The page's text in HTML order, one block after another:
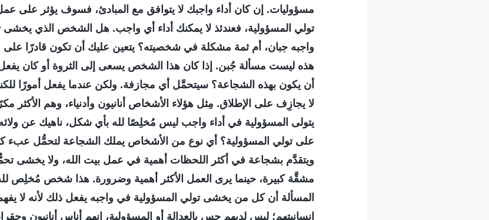
مسؤوليات. إن كان أداء واجبك لا يتوافق مع المبادئ، فسوف يؤثر على
تولي المسؤولية، فعندئذ لا يمكنك أداء أي واجب. هل الشخص الذي يخشى
واجبه جبان، أم ثمة مشكلة في شخصيته؟ يتعين عليك أن تكون قادرًا
هذه ليست مسألة جُبن. إذا كان هذا الشخص يسعى إلى الثروة أو كان
أن يكون بهذه الشجاعة؟ سيتحمَّل أي مجازفة. ولكن عندما يفعل أمورًا
لا يجازِف على الإطلاق. مِثل هؤلاء الأشخاص أنانيون وأدنياء، وهم
يتولى المسؤولية في أداء واجب ليس مُخلِصًا لله بأي شكل، ناهيك عن
على تولي المسؤولية؟ أي نوع من الأشخاص يملك الشجاعة لتحمُّل عبء
ويتقدَّم بشجاعة في أكثر اللحظات أهمية في عمل بيت الله، ولا يخشى
مشقَّة كبيرة، حينما يرى العمل الأكثر أهمية وضرورة. هذا شخص مُخلِص
المسألة أن كل من يخشى تولي المسؤولية في واجبه يفعل ذلك لأنه لا
إنسانيتهم؛ ليس لديهم حس بالعدالة أو المسؤولية، إنهم أناس أنانيون